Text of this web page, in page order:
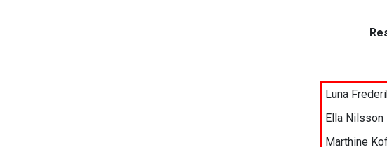
Luna
Ella Nilsson
Marthine